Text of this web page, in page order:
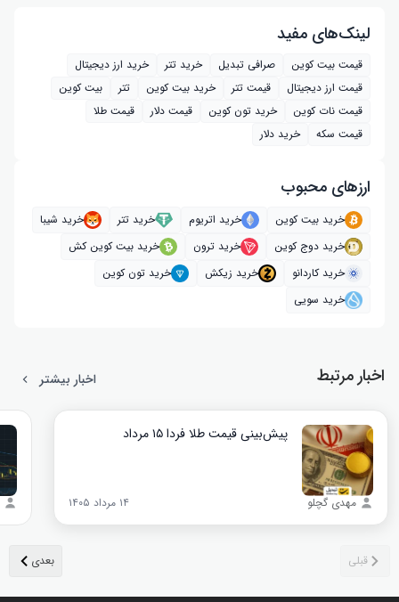
لینک‌های مفید
قیمت بیت کوین صرافی تبدیل خرید تتر
خرید ارز دیجیتال
قیمت ارز دیجیتال
قیمت تتر خرید بیت‌ کوین تتر
بیت کوین
قیمت نات کوین
خرید تون کوین قیمت دلار
قیمت طلا
قیمت سکه
خرید دلار
ارز‌های محبوب
خرید بیت کوین خرید اتریوم خرید تتر
خرید شیبا
خرید دوج کوین
خرید ترون
خرید بیت کوین کش
خرید کاردانو
خرید زیکش
خرید تون کوین
خرید سویی
اخبار مرتبط اخبار بیشتر
پیش‌بینی قیمت طلا فردا ۱۵ مرداد
مهدی گچلو ۱۴ مرداد ۱۴۰۵